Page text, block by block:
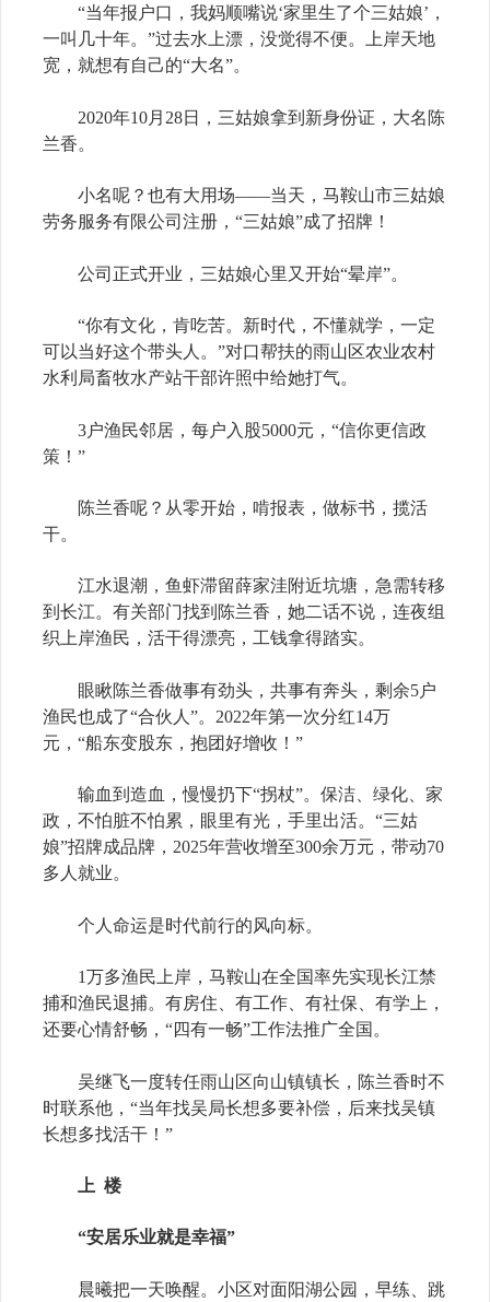
“当年报户口，我妈顺嘴说‘家里生了个三姑娘’，
一叫几十年。”过去水上漂，没觉得不便。上岸天地
宽，就想有自己的“大名”。
2020年10月28日，三姑娘拿到新身份证，大名陈
兰香。
小名呢？也有大用场——当天，马鞍山市三姑娘
劳务服务有限公司注册，“三姑娘”成了招牌！
公司正式开业，三姑娘心里又开始“晕岸”。
“你有文化，肯吃苦。新时代，不懂就学，一定
可以当好这个带头人。”对口帮扶的雨山区农业农村
水利局畜牧水产站干部许照中给她打气。
3户渔民邻居，每户入股5000元，“信你更信政
策！”
陈兰香呢？从零开始，啃报表，做标书，揽活
干。
江水退潮，鱼虾滞留薛家洼附近坑塘，急需转移
到长江。有关部门找到陈兰香，她二话不说，连夜组
织上岸渔民，活干得漂亮，工钱拿得踏实。
眼瞅陈兰香做事有劲头，共事有奔头，剩余5户
渔民也成了“合伙人”。2022年第一次分红14万
元，“船东变股东，抱团好增收！”
输血到造血，慢慢扔下“拐杖”。保洁、绿化、家
政，不怕脏不怕累，眼里有光，手里出活。“三姑
娘”招牌成品牌，2025年营收增至300余万元，带动70
多人就业。
个人命运是时代前行的风向标。
1万多渔民上岸，马鞍山在全国率先实现长江禁
捕和渔民退捕。有房住、有工作、有社保、有学上，
还要心情舒畅，“四有一畅”工作法推广全国。
吴继飞一度转任雨山区向山镇镇长，陈兰香时不
时联系他，“当年找吴局长想多要补偿，后来找吴镇
长想多找活干！”
上 楼
“安居乐业就是幸福”
晨曦把一天唤醒。小区对面阳湖公园，早练、跳